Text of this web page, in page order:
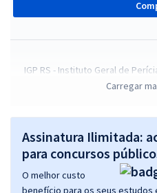
IGP RS - Instituto Geral de
Criminal (Área 02) -
Economize
Carregar
Assinatura Ilimitada:
para concursos
O melhor custo
benefício para os seus estudos